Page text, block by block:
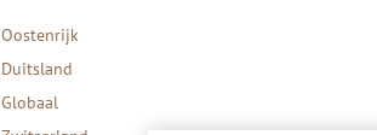
Oostenrijk
Duitsland
Globaal